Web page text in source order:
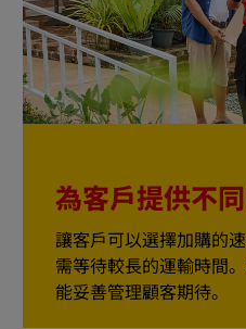
為客戶提供不
讓客戶可以選擇加購的
需等待較長的運輸時間
能妥善管理顧客期待。